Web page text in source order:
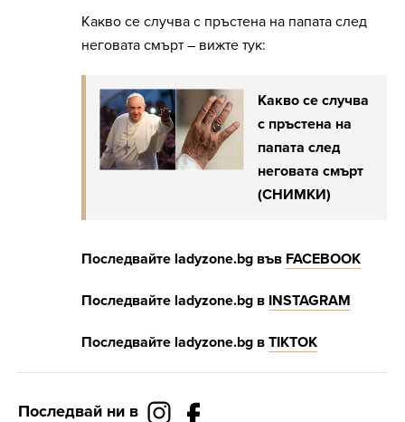
Какво се случва с пръстена на папата след
неговата смърт – вижте тук:
Какво се случва
с пръстена на
папата след
неговата смърт
(СНИМКИ)
Последвайте ladyzone.bg във FACEBOOK
Последвайте ladyzone.bg в INSTAGRAM
Последвайте ladyzone.bg в ТIKTOK
Последвай ни в